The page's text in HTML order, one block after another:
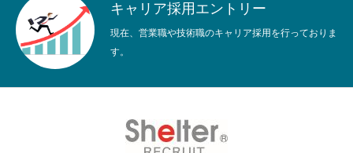
キャリア採用エントリー
現在、営業職や技術職のキャリア採用を行っておりま
す。